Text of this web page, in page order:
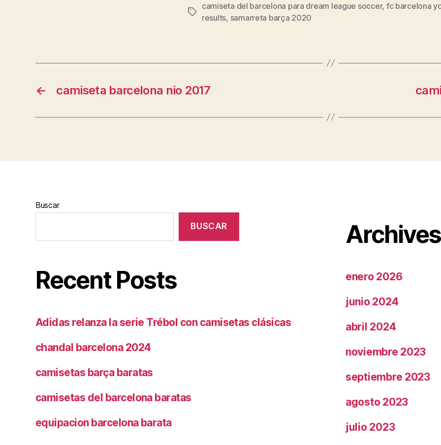
Etiquetas
camiseta del barcelona para dream league soccer, fc barcelona
results, samarreta barça 2020
← camiseta barcelona nio 2017
Buscar
BUSCAR
Recent Posts
Adidas relanza la serie Trébol con camisetas clásicas
chandal barcelona 2024
camisetas barça baratas
camisetas del barcelona baratas
equipacion barcelona barata
Archives
enero 2026
junio 2024
abril 2024
noviembre 2023
septiembre 2023
agosto 2023
julio 2023